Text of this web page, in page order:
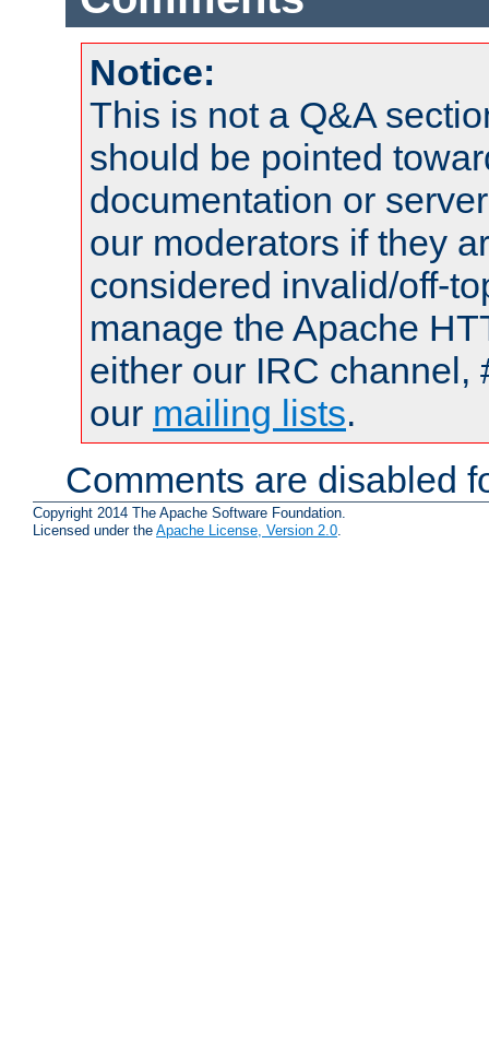
Notice:
This is not a Q&A
should be pointed
documentation or
our moderators if they
considered invalid/off-
manage the Apache
either our IRC channel,
our mailing lists.
Comments are disabled
Copyright 2014 The Apache Software Foundation.
Licensed under the Apache License, Version 2.0.